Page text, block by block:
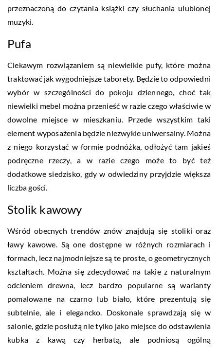
przeznaczoną do czytania książki czy słuchania ulubionej
muzyki.
Pufa
Ciekawym rozwiązaniem są niewielkie pufy, które można
traktować jak wygodniejsze taborety. Będzie to odpowiedni
wybór w szczególności do pokoju dziennego, choć tak
niewielki mebel można przenieść w razie czego właściwie w
dowolne miejsce w mieszkaniu. Przede wszystkim taki
element wyposażenia będzie niezwykle uniwersalny. Można
z niego korzystać w formie podnóżka, odłożyć tam jakieś
podręczne rzeczy, a w razie czego może to być też
dodatkowe siedzisko, gdy w odwiedziny przyjdzie większa
liczba gości.
Stolik kawowy
Wśród obecnych trendów znów znajdują się stoliki oraz
ławy kawowe. Są one dostępne w różnych rozmiarach i
formach, lecz najmodniejsze są te proste, o geometrycznych
kształtach. Można się zdecydować na takie z naturalnym
odcieniem drewna, lecz bardzo popularne są warianty
pomalowane na czarno lub biało, które prezentują się
subtelnie, ale i elegancko. Doskonale sprawdzają się w
salonie, gdzie posłużą nie tylko jako miejsce do odstawienia
kubka z kawą czy herbatą, ale podniosą ogólną